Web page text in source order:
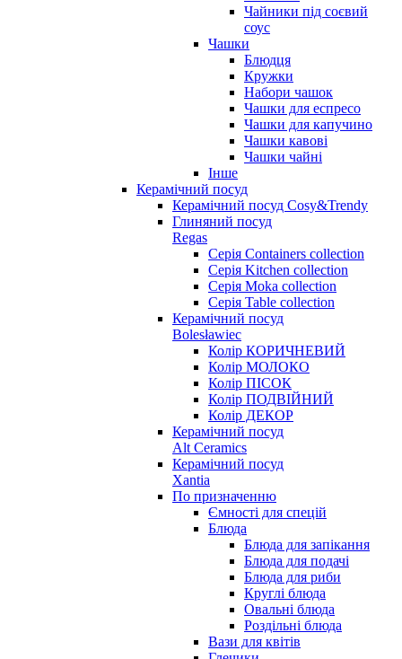
Чайники під соєвий
соус
Чашки
Блюдця
Кружки
Набори чашок
Чашки для еспресо
Чашки для капучино
Чашки кавові
Чашки чайні
Інше
Керамічний посуд
Керамічний посуд Cosy&Trendy
Глиняний посуд
Regas
Серія Containers collection
Серія Kitchen collection
Серія Moka collection
Серія Table collection
Керамічний посуд
Bolesławiec
Колір КОРИЧНЕВИЙ
Колір МОЛОКО
Колір ПІСОК
Колір ПОДВІЙНИЙ
Колір ДЕКОР
Керамічний посуд
Alt Ceramics
Керамічний посуд
Xantia
По призначенню
Ємності для спецій
Блюда
Блюда для запікання
Блюда для подачі
Блюда для риби
Круглі блюда
Овальні блюда
Роздільні блюда
Вази для квітів